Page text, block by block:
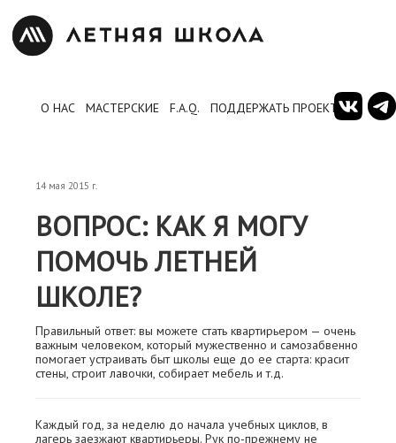
О НАС МАСТЕРСКИЕ F.A.Q. ПОДДЕРЖАТЬ ПРОЕКТ
14 мая 2015 г.
ВОПРОС: КАК Я МОГУ
ПОМОЧЬ ЛЕТНЕЙ
ШКОЛЕ?
Правильный ответ: вы можете стать квартирьером — очень
важным человеком, который мужественно и самозабвенно
помогает устраивать быт школы еще до ее старта: красит
стены, строит лавочки, собирает мебель и т.д.
Каждый год, за неделю до начала учебных циклов, в
лагерь заезжают квартирьеры. Рук по-прежнему не